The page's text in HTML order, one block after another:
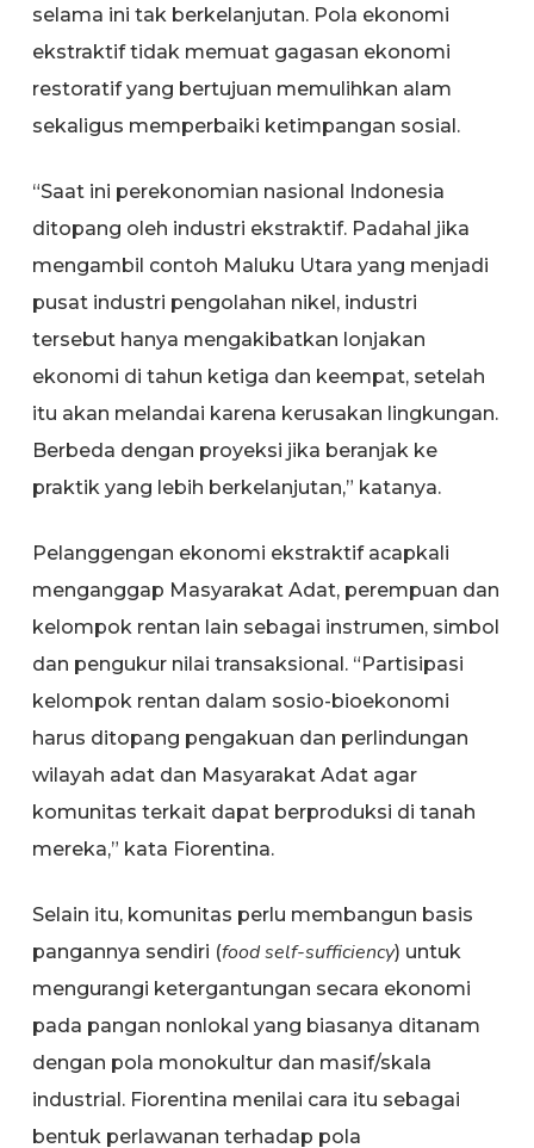
selama ini tak berkelanjutan. Pola ekonomi
ekstraktif tidak memuat gagasan ekonomi
restoratif yang bertujuan memulihkan alam
sekaligus memperbaiki ketimpangan sosial.
“Saat ini perekonomian nasional Indonesia
ditopang oleh industri ekstraktif. Padahal jika
mengambil contoh Maluku Utara yang menjadi
pusat industri pengolahan nikel, industri
tersebut hanya mengakibatkan lonjakan
ekonomi di tahun ketiga dan keempat, setelah
itu akan melandai karena kerusakan lingkungan.
Berbeda dengan proyeksi jika beranjak ke
praktik yang lebih berkelanjutan,” katanya.
Pelanggengan ekonomi ekstraktif acapkali
menganggap Masyarakat Adat, perempuan dan
kelompok rentan lain sebagai instrumen, simbol
dan pengukur nilai transaksional. “Partisipasi
kelompok rentan dalam sosio-bioekonomi
harus ditopang pengakuan dan perlindungan
wilayah adat dan Masyarakat Adat agar
komunitas terkait dapat berproduksi di tanah
mereka,” kata Fiorentina.
Selain itu, komunitas perlu membangun basis
pangannya sendiri (food self-sufficiency) untuk
mengurangi ketergantungan secara ekonomi
pada pangan nonlokal yang biasanya ditanam
dengan pola monokultur dan masif/skala
industrial. Fiorentina menilai cara itu sebagai
bentuk perlawanan terhadap pola